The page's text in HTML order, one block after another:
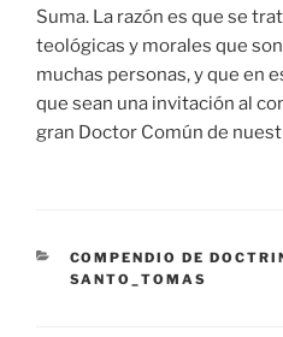
Suma. La razón es que se
teológicas y morales que
muchas personas, y que en
que sean una invitación al
gran Doctor Común de
CATEGORÍAS
COMPENDIO DE
SANTO_TOMAS